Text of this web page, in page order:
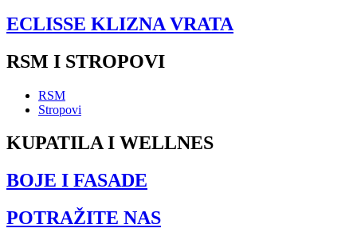
ECLISSE KLIZNA VRATA
RSM I STROPOVI
RSM
Stropovi
KUPATILA I WELLNES
BOJE I FASADE
POTRAŽITE NAS